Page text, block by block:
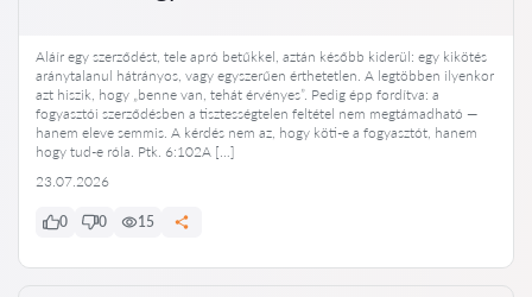
Aláír egy szerződést, tele apró betűkkel, aztán később kiderül: egy kikötés
aránytalanul hátrányos, vagy egyszerűen érthetetlen. A legtöbben ilyenkor
azt hiszik, hogy „benne van, tehát érvényes”. Pedig épp fordítva: a
fogyasztói szerződésben a tisztességtelen feltétel nem megtámadható —
hanem eleve semmis. A kérdés nem az, hogy köti-e a fogyasztót, hanem
hogy tud-e róla. Ptk. 6:102A […]
23.07.2026
0 0 15